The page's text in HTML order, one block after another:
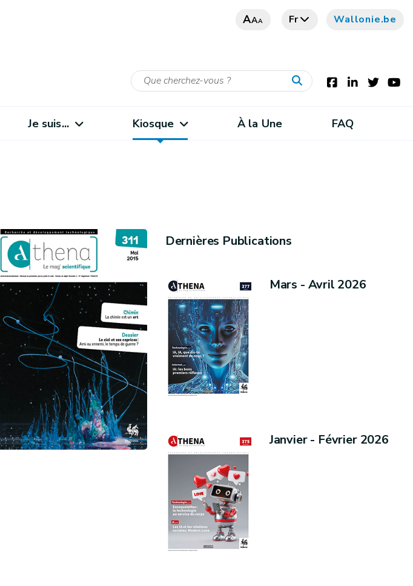
AAA Fr Wallonie.be
Je suis... Kiosque À la Une FAQ
Dernières Publications
Mars - Avril 2026
Janvier - Février 2026